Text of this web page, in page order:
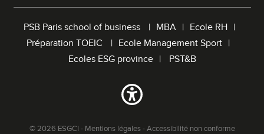
PSB Paris school of business MBA
Ecole RH
Préparation TOEIC
Ecole Management Sport
Ecoles ESG province
PST&B
© 2026 ESGCI - Mentions légales-Accessibilité non conforme